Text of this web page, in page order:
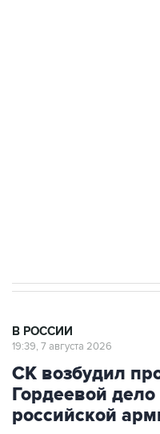
СК возбудил
Гордеевой дело
российской
Москва. 7 августа.